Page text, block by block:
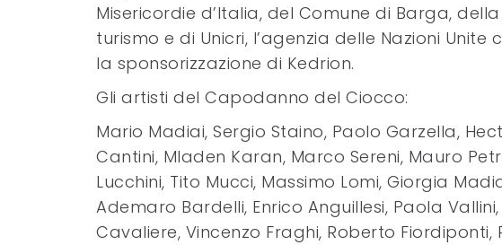
Misericordie d’Italia, del Comune di Barga,
turismo e di Unicri, l’agenzia delle Nazioni
la sponsorizzazione di Kedrion.
Gli artisti del Capodanno del Ciocco:
Mario Madiai, Sergio Staino, Paolo Garzella,
Cantini, Mladen Karan, Marco Sereni, Mauro
Lucchini, Tito Mucci, Massimo Lomi, Giorgia
Ademaro Bardelli, Enrico Anguillesi, Paola Vallini,
Cavaliere, Vincenzo Fraghi, Roberto